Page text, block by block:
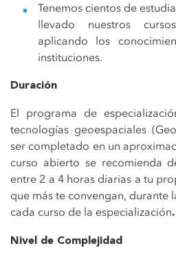
Tenemos cientos de
llevado nuestros
aplicando los
instituciones.
Duración
El programa de
tecnologías geoespaciales
ser completado en un
curso abierto se recomienda
entre 2 a 4 horas diarias a tu
que más te convengan, durante
cada curso de la especialización.
Nivel de Complejidad